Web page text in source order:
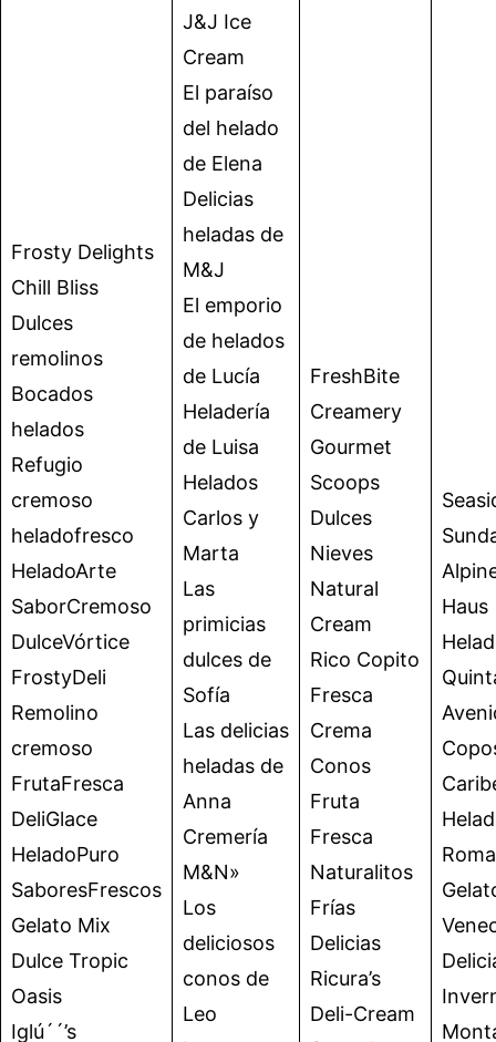
Frosty Delights
Chill Bliss
Dulces
remolinos
Bocados
helados
Refugio
cremoso
heladofresco
HeladoArte
SaborCremoso
DulceVórtice
FrostyDeli
Remolino
cremoso
FrutaFresca
DeliGlace
HeladoPuro
SaboresFrescos
Gelato Mix
Dulce Tropic
Oasis
Iglú´´’s
J&J Ice
Cream
El paraíso
del helado
de Elena
Delicias
heladas de
M&J
El emporio
de helados
de Lucía
Heladería
de Luisa
Helados
Carlos y
Marta
Las
primicias
dulces de
Sofía
Las delicias
heladas de
Anna
Cremería
M&N»
Los
deliciosos
conos de
Leo
FreshBite
Creamery
Gourmet
Scoops
Dulces
Nieves
Natural
Cream
Rico Copito
Fresca
Crema
Conos
Fruta
Fresca
Naturalitos
Frías
Delicias
Ricura’s
Deli-Cream
Haus